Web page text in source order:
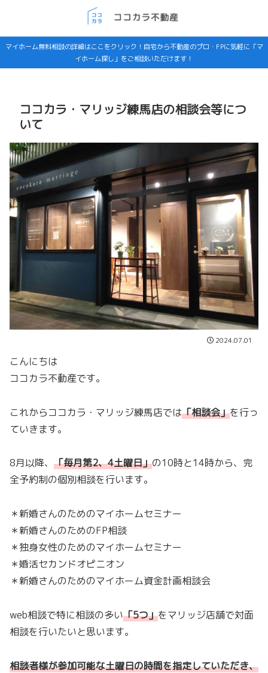
マイホーム無料相談の詳細はここをクリック！自宅から不動産のプロ・FPに気軽に「マ
イホーム探し」をご相談いただけます！
ココカラ・マリッジ練馬店の相談会等につ
いて
2024.07.01
こんにちは
ココカラ不動産です。
これからココカラ・マリッジ練馬店では「相談会」を行っ
ていきます。
8月以降、 「毎月第2、4土曜日」の10時と14時から、完
全予約制の個別相談を行います。
＊新婚さんのためのマイホームセミナー
＊新婚さんのためのFP相談
＊独身女性のためのマイホームセミナー
＊婚活セカンドオピニオン
＊新婚さんのためのマイホーム資金計画相談会
web相談で特に相談の多い「5つ」をマリッジ店舗で対面
相談を行いたいと思います。
相談者様が参加可能な土曜日の時間を指定していただき、